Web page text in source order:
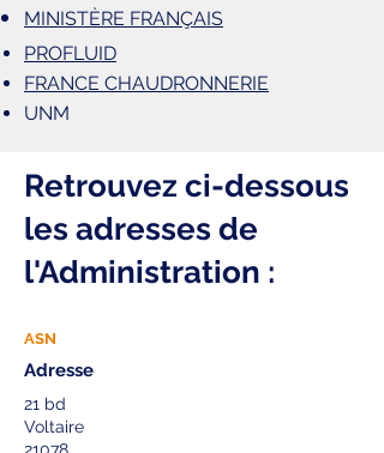
MINISTÈRE FRANÇAIS
PROFLUID
FRANCE CHAUDRONNERIE
UNM
Retrouvez ci-dessous
les adresses de
l'Administration :
ASN
Adresse
21 bd
Voltaire